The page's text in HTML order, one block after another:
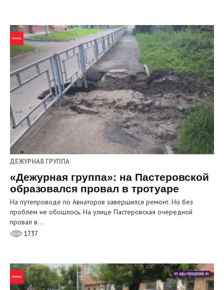
ДЕЖУРНАЯ ГРУППА
«Дежурная группа»: на Пастеровской
образовался провал в тротуаре
На путепроводе по Авиаторов завершился ремонт. Но без
проблем не обошлось. На улице Пастеровская очередной
провал в…
1737